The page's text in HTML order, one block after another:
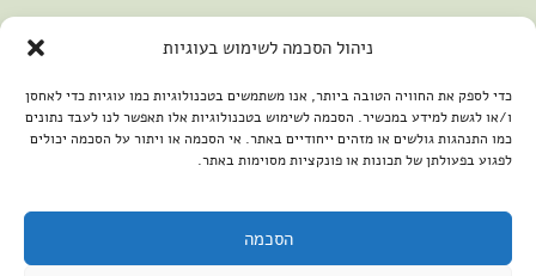
ניהול הסכמה לשימוש בעוגיות
כדי לספק את החוויה הטובה ביותר, אנו משתמשים בטכנולוגיות כמו עוגיות כדי לאחסן
ו/או לגשת למידע במכשיר. הסכמה לשימוש בטכנולוגיות אלו תאפשר לנו לעבד נתונים
כמו התנהגות גולשים או מזהים ייחודיים באתר. אי הסכמה או ויתור על הסכמה יכולים
לפגוע בפעולתן של תכונות או פונקציות מסוימות באתר.
הסכמה
2026 © כל הזכויות שמורות למיכל שמיר
הצהרת נגישות